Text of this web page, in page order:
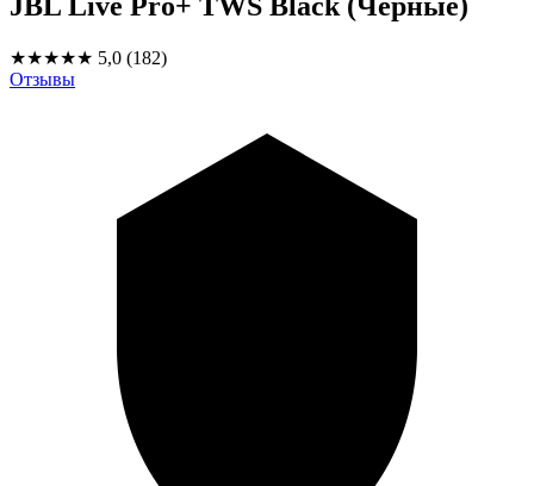
★★★★★ 5,0 (182)
Отзывы